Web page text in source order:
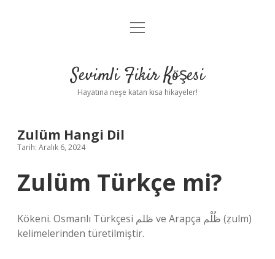
Anasayfa
Yasal Uyarı
menüyü
Sevimli Fikir Köşesi
Hayatına neşe katan kısa hikayeler!
Zulüm Hangi Dil
Tarih: Aralık 6, 2024
Zulüm Türkçe mi?
Kökeni. Osmanlı Türkçesi ظلم‎ ve Arapça ظُلْم‎ (ẓulm)
kelimelerinden türetilmiştir.